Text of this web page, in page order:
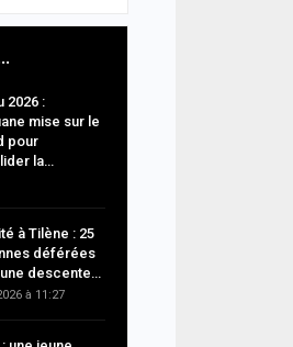
2026 :
mise sur le
pour
la…
à Tilène : 25
déférées
descente…
à 11:27